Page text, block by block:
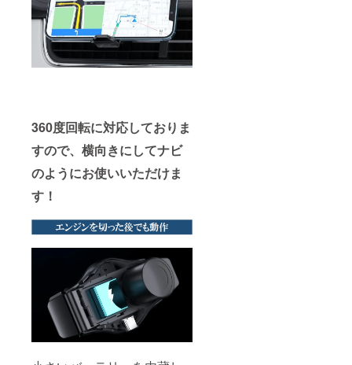
360度回転に対応しておりま
すので、横向きにしてナビ
のようにお使いいただけま
す！